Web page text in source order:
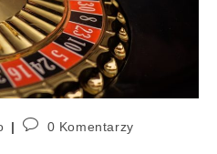
0 Komentarzy